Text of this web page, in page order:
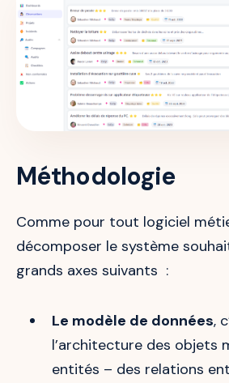
Méthodologie
Comme pour tout logiciel
décomposer le système
grands axes suivants :
Le modèle de données,
l’architecture des objets
entités – des relations